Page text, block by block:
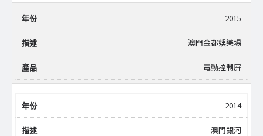
2015
澳門金都娛樂場
電動控制屏
2014
澳門銀河